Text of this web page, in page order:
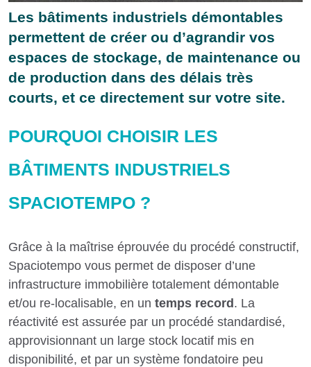
Les bâtiments industriels démontables
permettent de créer ou d’agrandir vos
espaces de stockage, de maintenance ou
de production dans des délais très
courts, et ce directement sur votre site.
POURQUOI CHOISIR LES
BÂTIMENTS INDUSTRIELS
SPACIOTEMPO ?
Grâce à la maîtrise éprouvée du procédé constructif,
Spaciotempo vous permet de disposer d’une
infrastructure immobilière totalement démontable
et/ou re-localisable, en un temps record. La
réactivité est assurée par un procédé standardisé,
approvisionnant un large stock locatif mis en
disponibilité, et par un système fondatoire peu